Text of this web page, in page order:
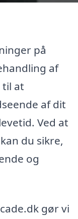
på
af
til at
af dit
Ved at
du sikre,
og
gør vi